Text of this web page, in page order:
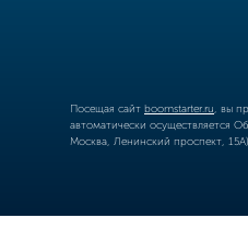
Посещая сайт boomstarter.ru , вы
автоматически осуществляется
Москва, Ленинский проспект,